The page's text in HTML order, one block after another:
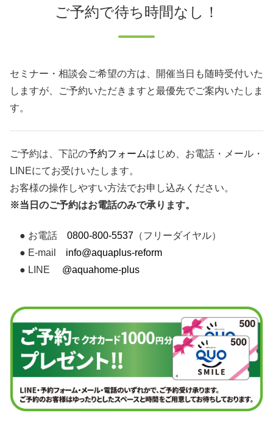
ご予約で待ち時間なし！
セミナー・相談会ご希望の方は、開催当日も随時受付いた
しますが、ご予約いただきますと最優先でご案内いたしま
す。
ご予約は、下記の予約フォームはじめ、お電話・メール・
LINEにてお受けいたします。
お客様の操作しやすい方法でお申し込みください。
※当日のご予約はお電話のみで承ります。
● お電話 0800-800-5537 （フリーダイヤル）
● E-mail info@aquaplus-reform
● LINE @aquahome-plus